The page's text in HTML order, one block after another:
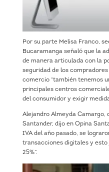
Por su parte Melisa Franco,
Bucaramanga señaló que la
de manera articulada con la
seguridad de los
comercio “también tenemos
principales centros
del consumidor y exigir
Alejandro Almeyda Camargo,
Santander, dijo en Opina
IVA del año pasado, se
transacciones digitales y
25%”.